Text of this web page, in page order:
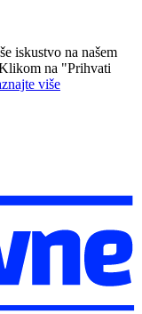
iskustvo na našem
na "Prihvati
više